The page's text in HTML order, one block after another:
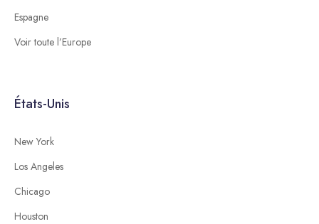
Espagne
Voir toute l’Europe
États-Unis
New York
Los Angeles
Chicago
Houston